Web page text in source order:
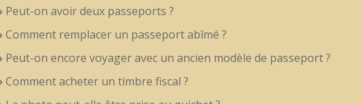
Peut-on avoir deux passeports ?
Comment remplacer un passeport abîmé ?
Peut-on encore voyager avec un ancien modèle de passeport ?
Comment acheter un timbre fiscal ?